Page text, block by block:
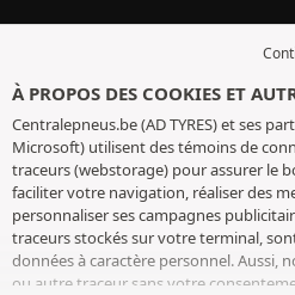
À PROPOS DES COOKIES ET
Centralepneus.be (AD TYRES) et ses
Microsoft) utilisent des témoins de
traceurs (webstorage) pour assurer le
faciliter votre navigation, réaliser des
personnaliser ses campagnes
traceurs stockés sur votre terminal,
données à caractère personnel. Aussi,
ou autre traceur sans votre